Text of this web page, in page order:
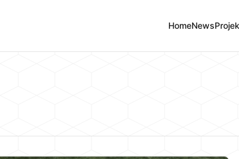
HomeNews